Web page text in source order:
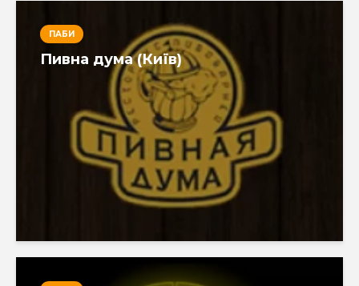
ПАБИ
Пивна дума (Київ)